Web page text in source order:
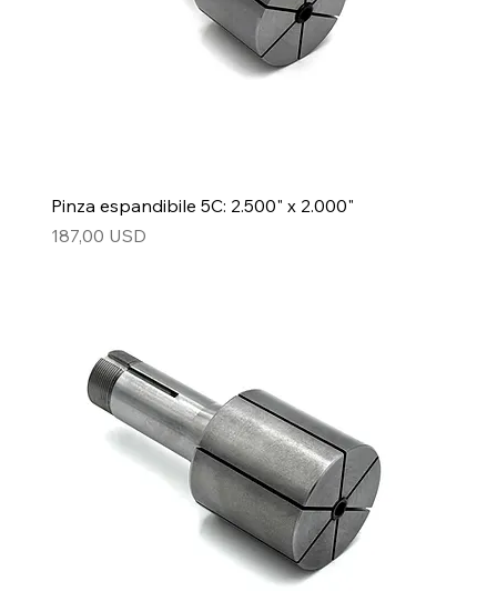
Pinza espandibile 5C: 2.500" x 2.000"
Prezzo
187,00 USD